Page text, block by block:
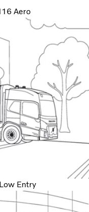
Aero
Entry